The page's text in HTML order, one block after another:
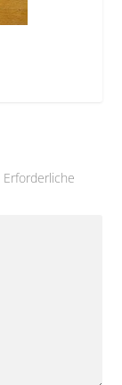
Erforderliche